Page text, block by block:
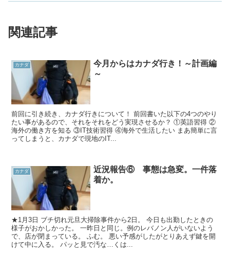
関連記事
カナダ
今月からはカナダ行き！～計画編
～
前回に引き続き、カナダ行きについて！ 前回書いた以下の4つのやり
たい事があるので、それをそれをどう実現させるか？ ①英語習得 ②
海外の働き方を知る ③IT技術習得 ④海外で生活したい まあ簡単に言
ってしまうと、カナダで現地のIT...
カナダ
近況報告⑥ 事態は急変。一件落
着か。
★1月3日 ブチ切れ元旦大掃除事件から2日。 今日も出勤したときの
様子がおかしかった。 一昨日と同じ。例のレバノン人がいないよう
で、店が閉まっている。 ふむ。 悪い予感がしたがとりあえず鍵を開
けて中に入る。 パッと見で汚な…くは...